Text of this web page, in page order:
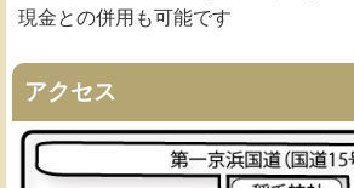
現金との併用も可能です
アクセス